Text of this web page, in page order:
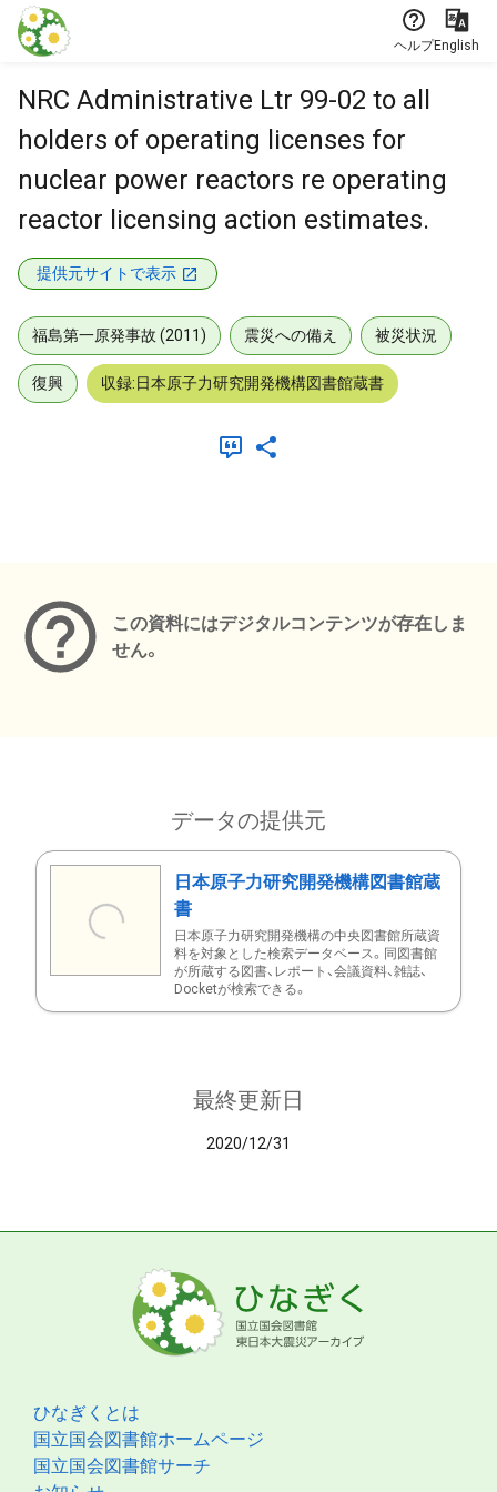
本文に飛ぶ
ヘルプEnglish
NRC Administrative Ltr 99-02 to all
holders of operating licenses for
nuclear power reactors re operating
reactor licensing action estimates.
提供元サイトで表示
福島第一原発事故 (2011) 震災への備え 被災状況
復興 収録:日本原子力研究開発機構図書館蔵書
この資料にはデジタルコンテンツが存在しま
せん。
データの提供元
日本原子力研究開発機構図書館蔵
書
日本原子力研究開発機構の中央図書館所蔵資
料を対象とした検索データベース。同図書館
が所蔵する図書、レポート、会議資料、雑誌、
Docketが検索できる。
最終更新日
2020/12/31
ひなぎくとは
国立国会図書館ホームページ
国立国会図書館サーチ